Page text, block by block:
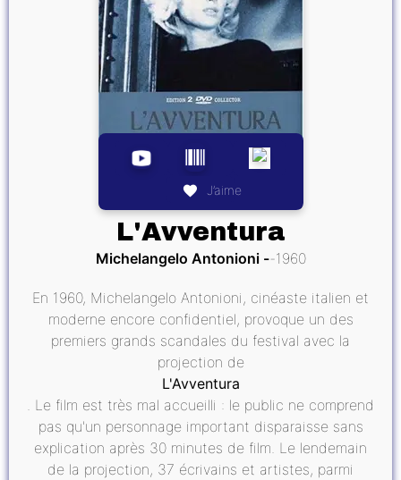
J’aime
L'Avventura
Michelangelo Antonioni 1960
En 1960, Michelangelo Antonioni, cinéaste italien et
moderne encore confidentiel, provoque un des
premiers grands scandales du festival avec la
projection de
L'Avventura
. Le film est très mal accueilli : le public ne comprend
pas qu'un personnage important disparaisse sans
explication après 30 minutes de film. Le lendemain
de la projection, 37 écrivains et artistes, parmi